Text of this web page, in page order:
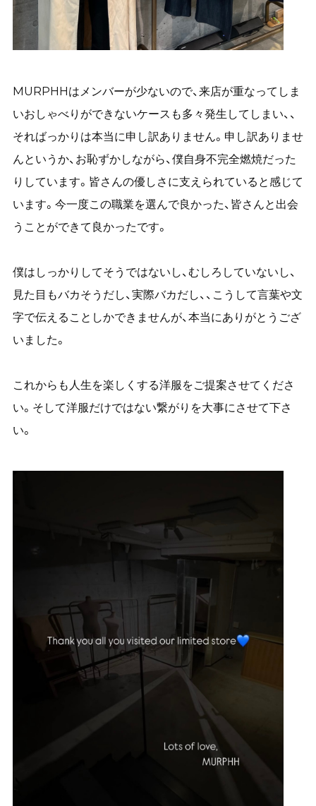
MURPHHはメンバーが少ないので、来店が重なってしま
いおしゃべりができないケースも多々発生してしまい、、
そればっかりは本当に申し訳ありません。申し訳ありませ
んというか、お恥ずかしながら、僕自身不完全燃焼だった
りしています。皆さんの優しさに支えられていると感じて
います。今一度この職業を選んで良かった、皆さんと出会
うことができて良かったです。
僕はしっかりしてそうではないし、むしろしていないし、
見た目もバカそうだし、実際バカだし、、こうして言葉や文
字で伝えることしかできませんが、本当にありがとうござ
いました。
これからも人生を楽しくする洋服をご提案させてくださ
い。そして洋服だけではない繋がりを大事にさせて下さ
い。